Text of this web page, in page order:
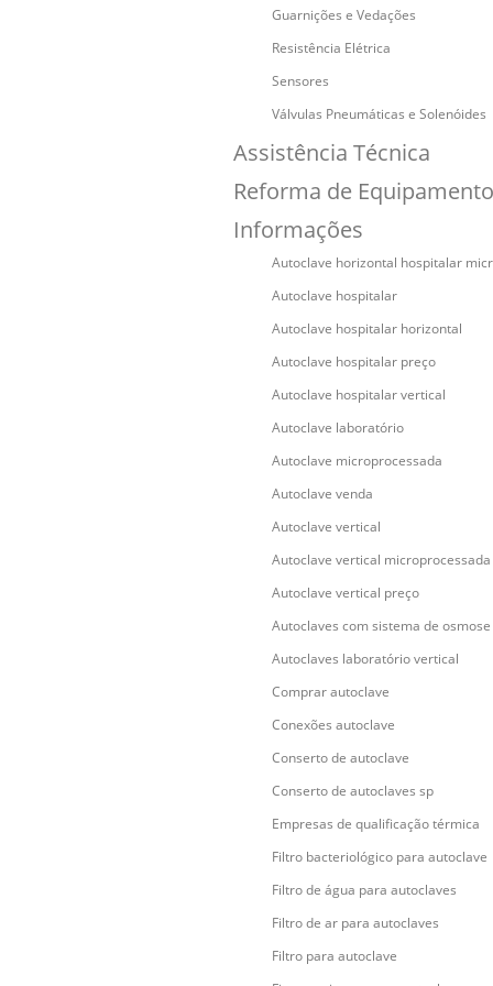
Guarnições e Vedações
Resistência Elétrica
Sensores
Válvulas Pneumáticas e Solenóides
Assistência Técnica
Reforma de
Informações
Autoclave horizontal hospitalar
Autoclave hospitalar
Autoclave hospitalar horizontal
Autoclave hospitalar preço
Autoclave hospitalar vertical
Autoclave laboratório
Autoclave microprocessada
Autoclave venda
Autoclave vertical
Autoclave vertical microprocessada
Autoclave vertical preço
Autoclaves com sistema de
Autoclaves laboratório vertical
Comprar autoclave
Conexões autoclave
Conserto de autoclave
Conserto de autoclaves sp
Empresas de qualificação térmica
Filtro bacteriológico para autoclave
Filtro de água para autoclaves
Filtro de ar para autoclaves
Filtro para autoclave